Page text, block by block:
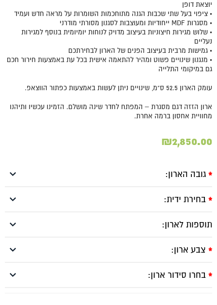
יוצאת דופן
• ציפוי בעל שתי שכבות הגנה מתוחכמות השומרות על מראה חדש ועמיד
• מסגרות MDF ייחודיות ומעוצבות לסגנון מסורתי מודרני
• שלוש מגירות חיצוניות בעיצוב מדויק לנוחות יומיומית בנוסף למגירות
נעליים
• גמישות מרבית בעיצוב הפנים של הארון לבחירתכם
• מנגנון שינויים פשוט ומהיר להתאמה אישית בכל עת באמצעות חירור חכם
גם במיקומי התלייה
עומק הארון 52.5 ס"מ, שינויים ניתן לעשות באמצעות כפתור הווצאפ.
ארון הזזה דגם מסגרת – המפתח לחדר שינה מושלם. הזמינו עכשיו ותיהנו
מחוויית אחסון ברמה אחרת.
₪2,850.00
* גובה הארון:
* בחירת ידית:
תוספות לארון:
* צבע ארון:
* בחרו סידור ארון: